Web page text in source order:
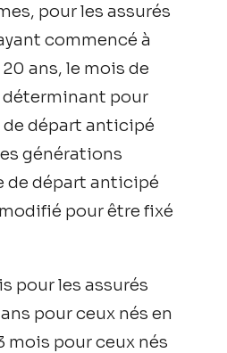
pour les assurés
commencé à
ans, le mois de
déterminant pour
de départ anticipé
générations
de départ anticipé
pour être fixé
pour les assurés
pour ceux nés en
mois pour ceux nés